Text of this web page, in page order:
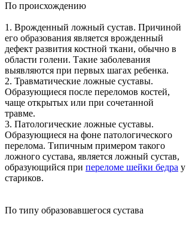
По происхождению
1. Врожденный ложный сустав. Причиной
его образования является врожденный
дефект развития костной ткани, обычно в
области голени. Такие заболевания
выявляются при первых шагах ребенка.
2. Травматические ложные суставы.
Образующиеся после переломов костей,
чаще открытых или при сочетанной
травме.
3. Патологические ложные суставы.
Образующиеся на фоне патологического
перелома. Типичным примером такого
ложного сустава, является ложный сустав,
образующийся при переломе шейки бедра у
стариков.
По типу образовавшегося сустава